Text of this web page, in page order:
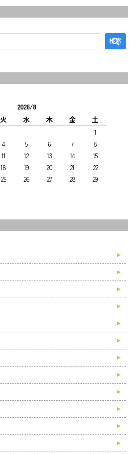
2026/8
火 水 木 金
土
1
4 5 6 7
8
11 12 13 14
15
18 19 20 21
22
25 26 27 28
29
トップ
夢尊ワークスとは
ご利用案内
お知らせ
採用情報
会社案内
お問い合わせ